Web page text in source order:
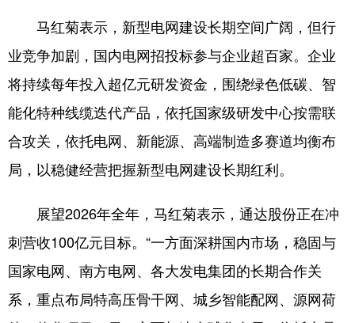
马红菊表示，新型电网建设长期空间广阔，但行
业竞争加剧，国内电网招投标参与企业超百家。企业
将持续每年投入超亿元研发资金，围绕绿色低碳、智
能化特种线缆迭代产品，依托国家级研发中心按需联
合攻关，依托电网、新能源、高端制造多赛道均衡布
局，以稳健经营把握新型电网建设长期红利。
展望2026年全年，马红菊表示，通达股份正在冲
刺营收100亿元目标。“一方面深耕国内市场，稳固与
国家电网、南方电网、各大发电集团的长期合作关
系，重点布局特高压骨干网、城乡智能配网、源网荷